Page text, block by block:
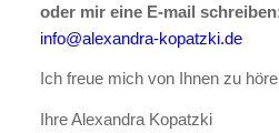
oder mir eine E-mail
info@alexandra-kopatzki.de
Ich freue mich von Ihnen zu
Ihre Alexandra Kopatzki